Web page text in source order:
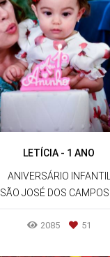
LETÍCIA - 1 ANO
ANIVERSÁRIO INFANTIL
SÃO JOSÉ DOS
2085 51